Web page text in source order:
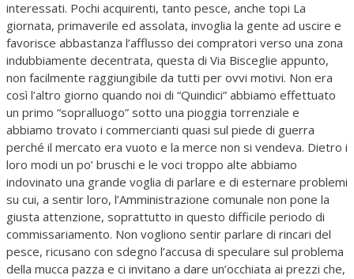
interessati. Pochi acquirenti, tanto pesce, anche topi La
giornata, primaverile ed assolata, invoglia la gente ad uscire e
favorisce abbastanza l’afflusso dei compratori verso una zona
indubbiamente decentrata, questa di Via Bisceglie appunto,
non facilmente raggiungibile da tutti per ovvi motivi. Non era
così l’altro giorno quando noi di “Quindici” abbiamo effettuato
un primo “sopralluogo” sotto una pioggia torrenziale e
abbiamo trovato i commercianti quasi sul piede di guerra
perché il mercato era vuoto e la merce non si vendeva. Dietro i
loro modi un po’ bruschi e le voci troppo alte abbiamo
indovinato una grande voglia di parlare e di esternare problemi
su cui, a sentir loro, l’Amministrazione comunale non pone la
giusta attenzione, soprattutto in questo difficile periodo di
commissariamento. Non vogliono sentir parlare di rincari del
pesce, ricusano con sdegno l’accusa di speculare sul problema
della mucca pazza e ci invitano a dare un’occhiata ai prezzi che,